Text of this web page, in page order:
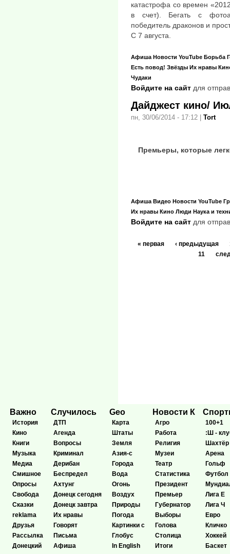
катастрофа со времен
в счет). Бегать с
победитель драконов и
С 7 августа.
Афиша Новости YouTube Борьба
Есть повод! Звёзды Их нравы
Чудаки
Войдите на сайт для
Дайджест кино/
пн, 30/06/2014 - 17:12 Tort
Премьеры, которые
Афиша Видео Новости YouTube
Их нравы Кино Люди Наука и
Войдите на сайт для
« первая ‹ предыдущая
11
Важно
История
Кино
Книги
Музыка
Медиа
Смишное
Опросы
Свобода
Сказки
reklama
Друзья
Рассылка
Донецкий
Случилось
ДТП
Агенда
Вопросы
Криминал
Дерибан
Беспредел
Ахтунг
Донецк сегодня
Донецк завтра
Их нравы
Говорят
Письма
Афиша
Geo
Карта
Штаты
Земля
Азия-с
Города
Вода
Огонь
Воздух
Природы
Погода
Картинки с
Глобус
In English
Новости К
Агро
Работа
Религия
Музеи
Театр
Статистика
Президент
Премьер
Губернатор
Выборы
Голова
Столица
Итоги
100+1
:Ш -
Шахтёр
Арена
Гольф
Футбол
Лига Е
Лига Ч
Евро
Кличко
Хоккей
Баскет